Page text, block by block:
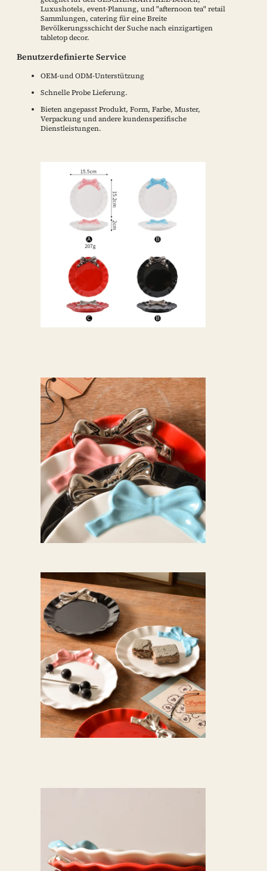
Luxushotels, event-Planung, und "afternoon tea" retail
Sammlungen, catering für eine Breite
Bevölkerungsschicht der Suche nach einzigartigen
tabletop decor.
Benutzerdefinierte Service
OEM-und ODM-Unterstützung
Schnelle Probe Lieferung.
Bieten angepasst Produkt, Form, Farbe, Muster,
Verpackung und andere kundenspezifische
Dienstleistungen.